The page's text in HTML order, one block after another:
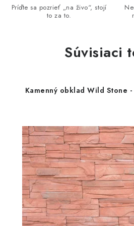
Príďte sa pozrieť „na živo“, stojí
to za to.
Súvisiaci
Kamenný obklad Wild Stone -